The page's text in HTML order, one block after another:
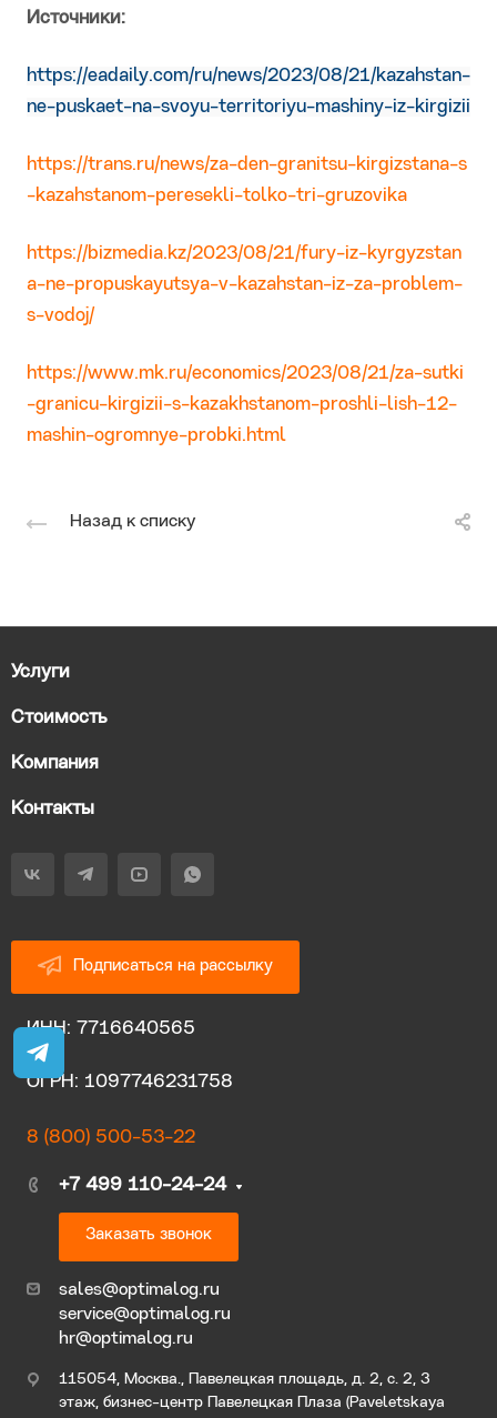
Источники:
https://eadaily.com/ru/news/2023/08/21/kazahstan-
ne-puskaet-na-svoyu-territoriyu-mashiny-iz-kirgizii
https://trans.ru/news/za-den-granitsu-kirgizstana-s
-kazahstanom-peresekli-tolko-tri-gruzovika
https://bizmedia.kz/2023/08/21/fury-iz-kyrgyzstan
a-ne-propuskayutsya-v-kazahstan-iz-za-problem-
s-vodoj/
https://www.mk.ru/economics/2023/08/21/za-sutki
-granicu-kirgizii-s-kazakhstanom-proshli-lish-12-
mashin-ogromnye-probki.html
Назад к списку
Услуги
Стоимость
Компания
Контакты
Подписаться на рассылку
ИНН: 7716640565
ОГРН: 1097746231758
8 (800) 500-53-22
+7 499 110-24-24
Заказать звонок
sales@optimalog.ru
service@optimalog.ru
hr@optimalog.ru
115054, Москва., Павелецкая площадь, д. 2, с. 2, 3
этаж, бизнес-центр Павелецкая Плаза (Paveletskaya